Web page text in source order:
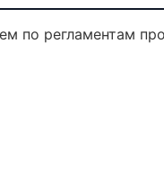
по регламентам